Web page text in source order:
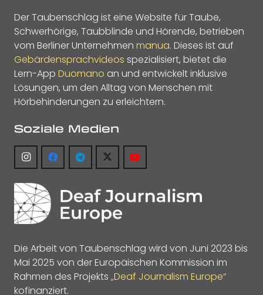
Der Taubenschlag ist eine Website für Taube,
Schwerhörige, Taubblinde und Hörende, betrieben
vom Berliner Unternehmen manua. Dieses ist auf
Gebärdensprachvideos spezialisiert, bietet die
Lern-App Duomano an und entwickelt inklusive
Lösungen, um den Alltag von Menschen mit
Hörbehinderungen zu erleichtern.
Soziale Medien
Die Arbeit von Taubenschlag wird von Juni 2023 bis
Mai 2025 von der Europäischen Kommission im
Rahmen des Projekts „Deaf Journalism Europe“
kofinanziert.